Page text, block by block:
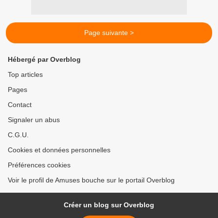
Page suivante >
Hébergé par Overblog
Top articles
Pages
Contact
Signaler un abus
C.G.U.
Cookies et données personnelles
Préférences cookies
Voir le profil de Amuses bouche sur le portail Overblog
Créer un blog sur Overblog